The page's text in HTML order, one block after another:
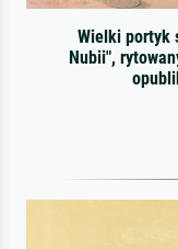
Wielki portyk
Nubii",